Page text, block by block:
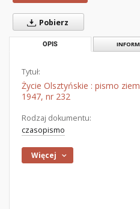
Pobierz
OPIS
Tytuł:
Życie Olsztyńskie : pismo
1947, nr 232
Rodzaj dokumentu:
czasopismo
Więcej